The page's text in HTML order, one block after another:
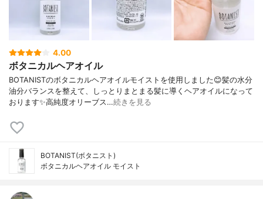
4.00
ボタニカルヘアオイル
BOTANISTのボタニカルヘアオイルモイストを使用しました😊髪の水分
油分バランスを整えて、しっとりまとまる髪に導くヘアオイルになって
おります✨高純度オリーブス…続きを見る
BOTANIST(ボタニスト)
ボタニカルヘアオイル モイスト